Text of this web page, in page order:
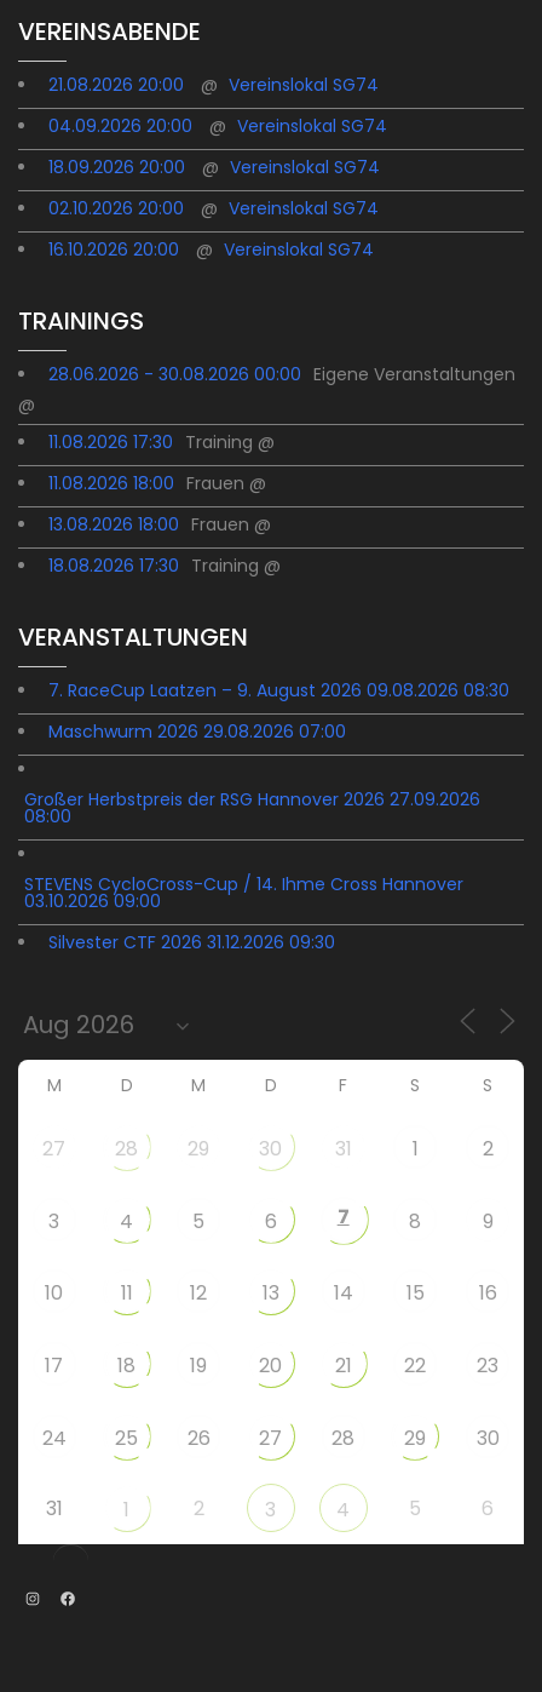
VEREINSABENDE
21.08.2026 20:00 @ Vereinslokal SG74
04.09.2026 20:00
@ Vereinslokal SG74
18.09.2026 20:00
@ Vereinslokal SG74
02.10.2026 20:00
@ Vereinslokal SG74
16.10.2026 20:00
@ Vereinslokal SG74
TRAININGS
28.06.2026 - 30.08.2026 00:00 Eigene Veranstaltungen
@
11.08.2026 17:30 Training @
11.08.2026 18:00 Frauen @
13.08.2026 18:00 Frauen @
18.08.2026 17:30 Training @
VERANSTALTUNGEN
7. RaceCup Laatzen – 9. August 2026 09.08.2026 08:30
Maschwurm 2026 29.08.2026 07:00
Großer Herbstpreis der RSG Hannover 2026 27.09.2026
08:00
STEVENS CycloCross-Cup / 14. Ihme Cross Hannover
03.10.2026 09:00
Silvester CTF 2026 31.12.2026 09:30
M D M D F S S
27 28 29 30 31 1 2
3 4 5 6 7 8 9
10 11 12 13 14 15 16
17 18 19 20 21 22 23
24 25 26 27 28 29 30
31 1 2 3 4 5 6